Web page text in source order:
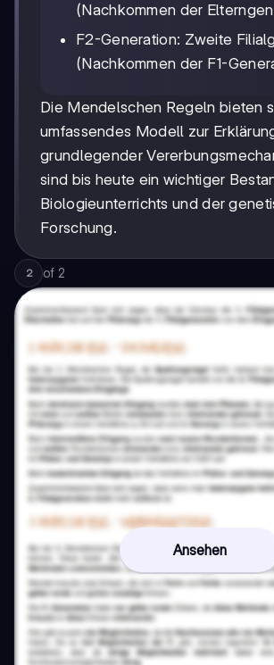
(Nachkommen der
F2-Generation: Zweite
(Nachkommen der F1-
Die Mendelschen Regeln bieten
umfassendes Modell zur
grundlegender
sind bis heute ein wichtiger
Biologieunterrichts und der
Forschung.
2 of 2
Ansehen